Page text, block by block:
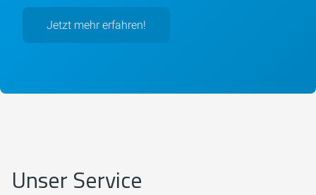
Jetzt mehr erfahren!
Unser Service